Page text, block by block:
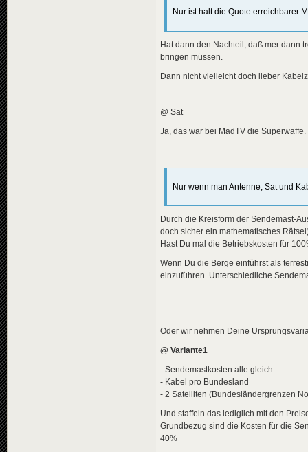
Nur ist halt die Quote erreichbarer
Hat dann den Nachteil, daß mer dann
bringen müssen.
Dann nicht vielleicht doch lieber
@ Sat
Ja, das war bei MadTV die Superwaffe.
Nur wenn man Antenne, Sat und
Durch die Kreisform der Sendemast-
doch sicher ein mathematisches
Hast Du mal die Betriebskosten für
Wenn Du die Berge einführst als
einzuführen. Unterschiedliche
Oder wir nehmen Deine
@ Variante1
- Sendemastkosten alle gleich
- Kabel pro Bundesland
- 2 Satelliten (Bundesländergrenzen
Und staffeln das lediglich mit den
Grundbezug sind die Kosten für die
40%